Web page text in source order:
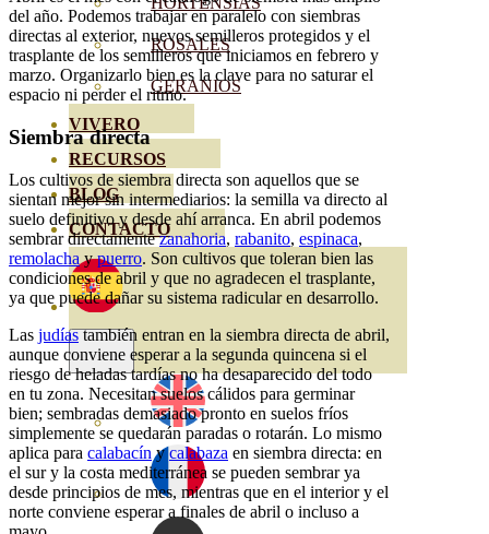
ROSALES
GERANIOS
VIVERO
RECURSOS
BLOG
CONTACTO
del año. Podemos trabajar en paralelo con siembras
directas al exterior, nuevos semilleros protegidos y el
trasplante de los semilleros que iniciamos en febrero y
marzo. Organizarlo bien es la clave para no saturar el
espacio ni perder el ritmo.
Siembra directa
Los cultivos de siembra directa son aquellos que se
sientan mejor sin intermediarios: la semilla va directo al
suelo definitivo y desde ahí arranca. En abril podemos
sembrar directamentezanahoria, rabanito, espinaca,
remolachaypuerro. Son cultivos que toleran bien las
condiciones de abril y que no agradecen el trasplante,
ya que puede dañar su sistema radicular en desarrollo.
Las judíastambién entran en la siembra directa de abril,
aunque conviene esperar a la segunda quincena si el
riesgo de heladas tardías no ha desaparecido del todo
en tu zona. Necesitan suelos cálidos para germinar
bien; sembradas demasiado pronto en suelos fríos
simplemente se quedarán paradas o rotarán. Lo mismo
aplica para calabacín ycalabaza en siembra directa: en
el sur y la costa mediterránea se pueden sembrar ya
desde principios de mes, mientras que en el interior y el
norte conviene esperar a finales de abril o incluso a